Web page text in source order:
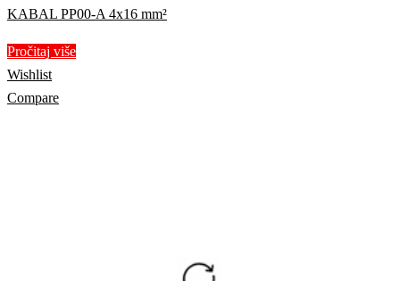
KABAL PP00-A 4x16 mm²
Pročitaj više
Wishlist
Compare